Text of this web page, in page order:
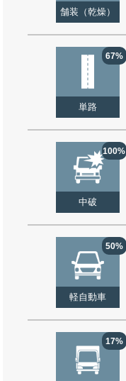
舗装（乾燥）
67%
単路
100%
中破
50%
軽自動車
17%